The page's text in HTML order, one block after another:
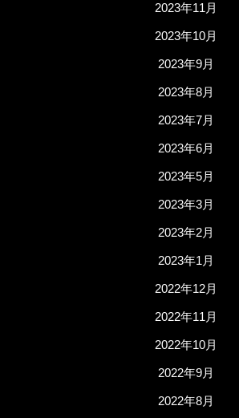
2023年11月
2023年10月
2023年9月
2023年8月
2023年7月
2023年6月
2023年5月
2023年3月
2023年2月
2023年1月
2022年12月
2022年11月
2022年10月
2022年9月
2022年8月